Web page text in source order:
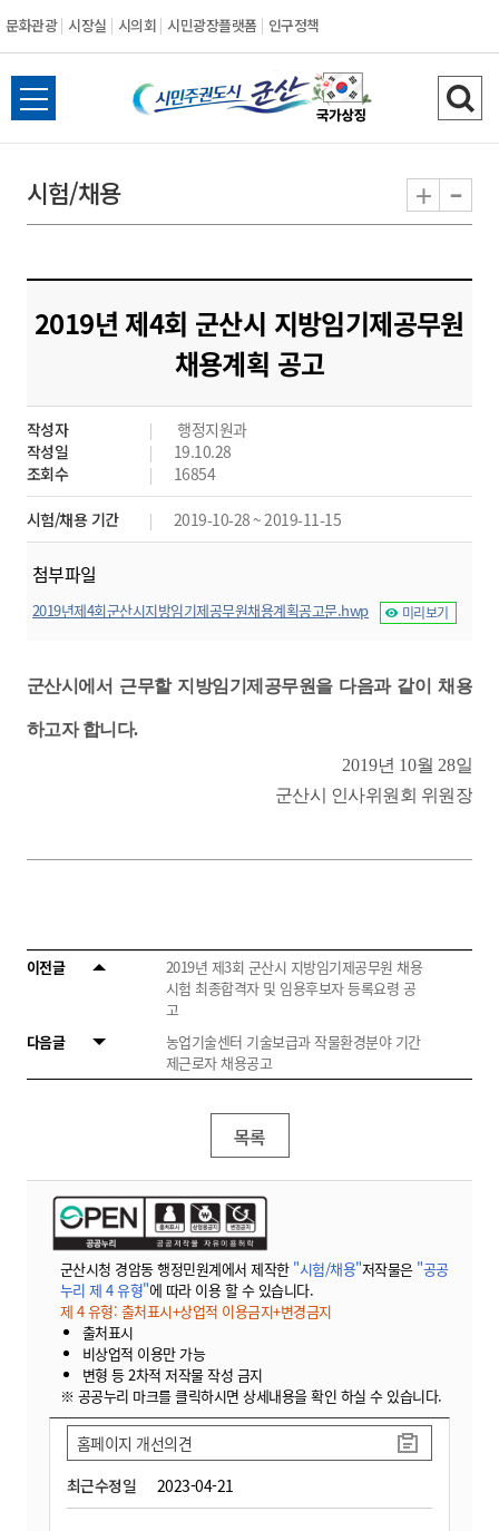
문화관광 시장실 시의회 시민광장플랫폼 인구정책
시
민
도
시
군
산
전
체
뉴
열
검
색
기
시험/채용 + -
2019년 제4회 군산시 지방임기제공무원
채용계획 공고
작성자
행정지원과
작성일
19.10.28
조회수
16854
시험/채용 기간 2019-10-28 ~ 2019-11-15
첨부파일
2019년제4회군산시지방임기제공무원채용계획공고문.hwp 미리보기
군산시에서 근무할 지방임기제공무원을 다음과 같이 채용
하고자 합니다.
2019년 10월 28일
군산시 인사위원회 위원장
이전글
2019년 제3회 군산시 지방임기제공무원 채용
시험 최종합격자 및 임용후보자 등록요령 공
고
다음글
농업기술센터 기술보급과 작물환경분야 기간
제근로자 채용공고
목록
군산시청 경암동 행정민원계에서 제작한 "시험/채용"저작물은 "공공
누리 제 4 유형"에 따라 이용 할 수 있습니다.
제 4 유형: 출처표시+상업적 이용금지+변경금지
출처표시
비상업적 이용만 가능
변형 등 2차적 저작물 작성 금지
※ 공공누리 마크를 클릭하시면 상세내용을 확인 하실 수 있습니다.
최근수정일 2023-04-21
홈페이지 개선의견